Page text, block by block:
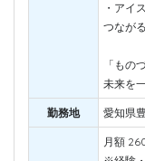
・アイ
つながる
「もの
未来を
勤務地 愛知県
月額